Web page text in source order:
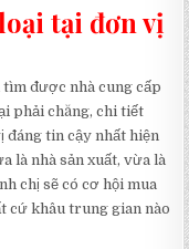
tại đơn vị
tìm được nhà cung cấp
phải chăng, chi tiết
đáng tin cậy nhất hiện
là nhà sản xuất, vừa là
chị sẽ có cơ hội mua
cứ khâu trung gian nào